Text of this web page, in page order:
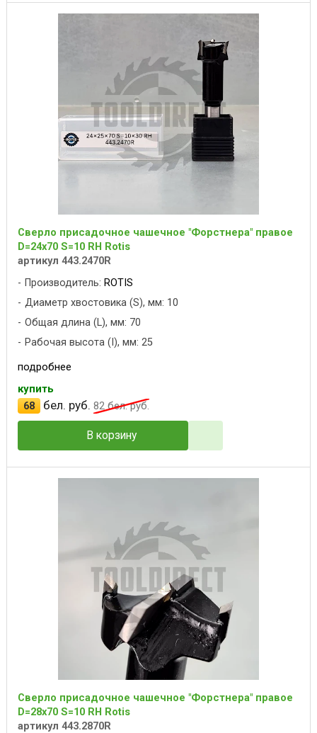
Сверло присадочное чашечное "Форстнера" правое
D=24x70 S=10 RH Rotis
артикул 443.2470R
Производитель: ROTIS
Диаметр хвостовика (S), мм: 10
Общая длина (L), мм: 70
Рабочая высота (I), мм: 25
подробнее
купить
68
бел. руб. 82бел. руб.
В корзину
Сверло присадочное чашечное "Форстнера" правое
D=28x70 S=10 RH Rotis
артикул 443.2870R